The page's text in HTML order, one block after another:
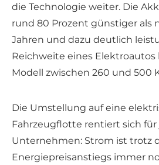
die Technologie weiter. Die
rund 80 Prozent günstiger als
Jahren und dazu deutlich
Reichweite eines Elektroautos
Modell zwischen 260 und 500
Die Umstellung auf eine
Fahrzeugflotte rentiert sich für
Unternehmen: Strom ist trotz
Energiepreisanstiegs immer